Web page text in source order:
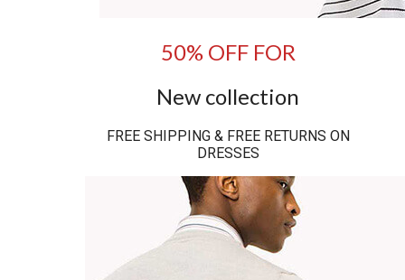
50% OFF FOR
New collection
FREE SHIPPING & FREE RETURNS ON
DRESSES